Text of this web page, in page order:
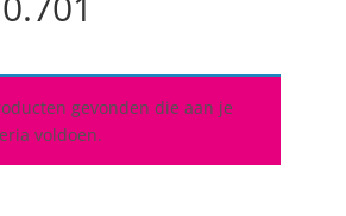
gevonden die aan je
voldoen.